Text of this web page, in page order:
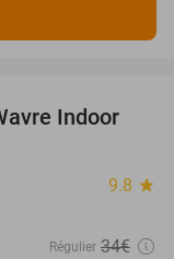
29%
Indoor
9.8 star
Régulier 34€